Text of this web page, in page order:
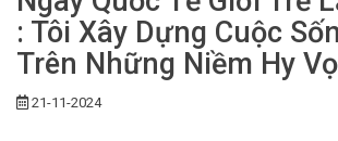
: Tôi Xây Dựng Cuộc
Trên Những Niềm Hy
21-11-2024